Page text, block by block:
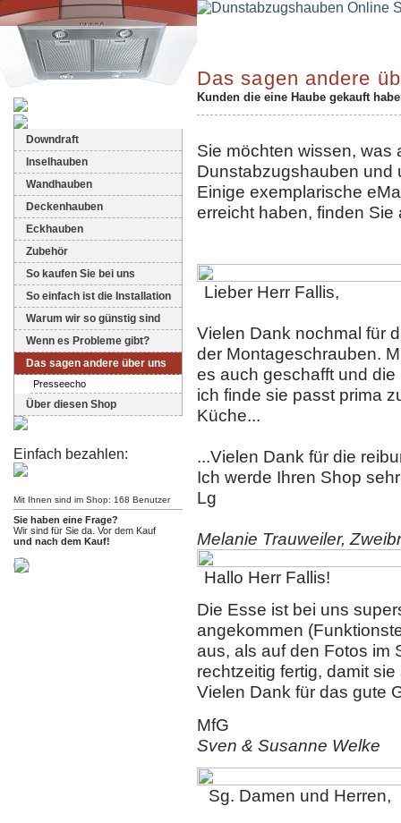
Downdraft
Inselhauben
Wandhauben
Deckenhauben
Eckhauben
Zubehör
So kaufen Sie bei uns
So einfach ist die Installation
Warum wir so günstig sind
Wenn es Probleme gibt?
Das sagen andere über uns
Presseecho
Über diesen Shop
Einfach bezahlen:
Mit Ihnen sind im Shop: 168 Benutzer
Sie haben eine Frage?
Wir sind für Sie da. Vor dem Kauf
und nach dem Kauf!
Das sagen andere
Kunden die eine Haube gekauft
Sie möchten wissen, was
Dunstabzugshauben und
Einige exemplarische
erreicht haben, finden Sie
Lieber Herr Fallis,
Vielen Dank nochmal für
der Montageschrauben.
es auch geschafft und
ich finde sie passt prima
Küche...
...Vielen Dank für die
Ich werde Ihren Shop
Lg
Melanie Trauweiler,
Hallo Herr Fallis!
Die Esse ist bei uns
angekommen
aus, als auf den Fotos im
rechtzeitig fertig, damit
Vielen Dank für das gute
MfG
Sven & Susanne Welke
Sg. Damen und Herren,